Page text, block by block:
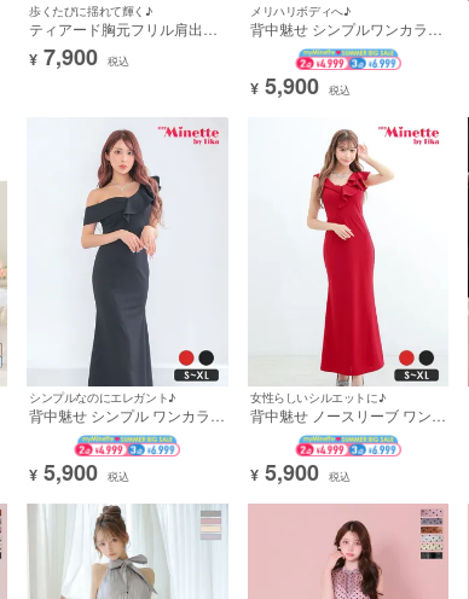
歩くたびに揺れて輝く♪
ティアード胸元フリル肩出し
二の腕カバー 胸元カバー タイ
トロングドレス (Sサイズ～
¥ 7,900 税込
メリハリボディへ♪
背中魅せ シンプルワンカラー
ノースリーブ胸元カバー マー
メイドロングドレス (今井ア
ンジェリカ着用)
¥ 5,900 税込
シンプルなのにエレガント♪
背中魅せ シンプル ワンカラー
ノースリーブ 胸元フリル マー
メイド ロングドレス (ちぴた
ん着用)
¥ 5,900 税込
女性らしいシルエットに♪
背中魅せ ノースリーブ ワンカ
ラー胸元カバー マーメイドロ
ングドレス (斉藤らな着用)
¥ 5,900 税込